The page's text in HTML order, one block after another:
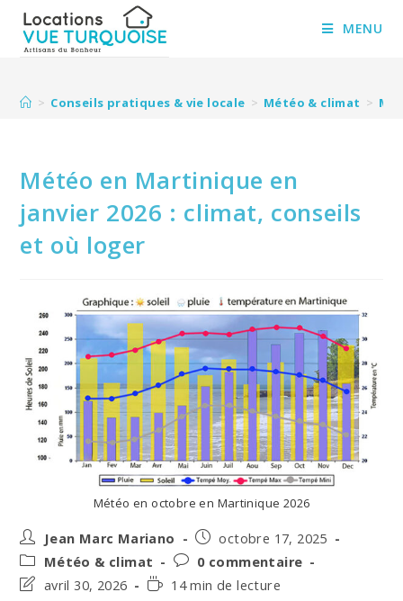
content
MENU
> Conseils pratiques & vie locale > Météo & climat >
Météo en Martinique en
janvier 2026 : climat, conseils
et où loger
Météo en octobre en Martinique 2026
Auteur/autrice
de
la
publication :
Jean Marc Mariano
Post
published:
octobre 17, 2025
Post
category:
Météo & climat
Post
comments:
0 commentaire
Postavril 30, 2026
Temps14 min de lecture